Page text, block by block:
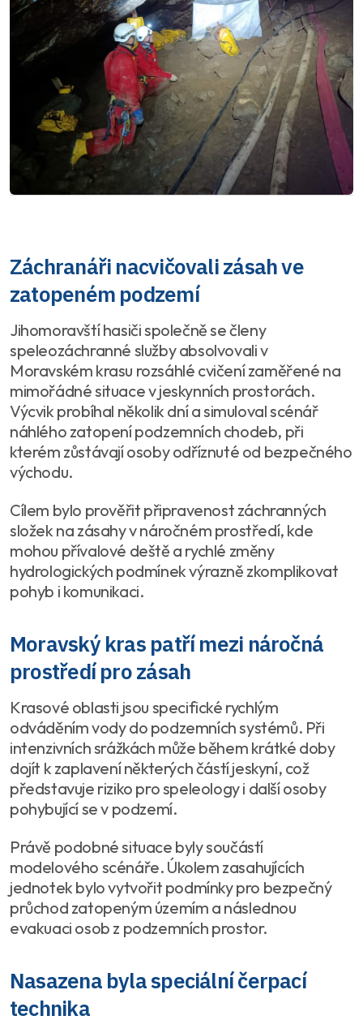
Záchranáři nacvičovali zásah ve
zatopeném podzemí
Jihomoravští hasiči společně se členy
speleozáchranné služby absolvovali v
Moravském krasu rozsáhlé cvičení zaměřené na
mimořádné situace v jeskynních prostorách.
Výcvik probíhal několik dní a simuloval scénář
náhlého zatopení podzemních chodeb, při
kterém zůstávají osoby odříznuté od bezpečného
východu.
Cílem bylo prověřit připravenost záchranných
složek na zásahy v náročném prostředí, kde
mohou přívalové deště a rychlé změny
hydrologických podmínek výrazně zkomplikovat
pohyb i komunikaci.
Moravský kras patří mezi náročná
prostředí pro zásah
Krasové oblasti jsou specifické rychlým
odváděním vody do podzemních systémů. Při
intenzivních srážkách může během krátké doby
dojít k zaplavení některých částí jeskyní, což
představuje riziko pro speleology i další osoby
pohybující se v podzemí.
Právě podobné situace byly součástí
modelového scénáře. Úkolem zasahujících
jednotek bylo vytvořit podmínky pro bezpečný
průchod zatopeným územím a následnou
evakuaci osob z podzemních prostor.
Nasazena byla speciální čerpací
technika